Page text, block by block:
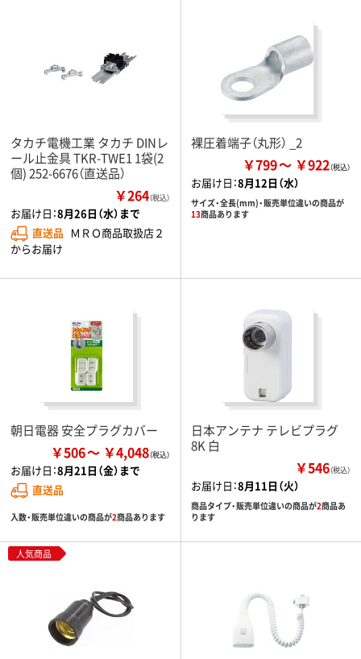
タカチ電機工業 タカチ DINレ
ール止金具 TKR-TWE1 1袋(2
個) 252-6676（直送品）
￥264（税込）
お届け日：8月26日（水）まで
直送品 ＭＲＯ商品取扱店２
からお届け
裸圧着端子（丸形） _2
￥799 ￥922
お届け日：8月12日（水）
サイズ・全長(mm)・販売単位違いの商品が
13商品あります
朝日電器 安全プラグカバー
￥506 ￥4,048
お届け日：8月21日（金）まで
直送品
入数・販売単位違いの商品が2商品あります
日本アンテナ テレビプラグ
8K 白
￥546（税込）
お届け日：8月11日（火）
商品タイプ・販売単位違いの商品が2商品あ
ります
人気商品